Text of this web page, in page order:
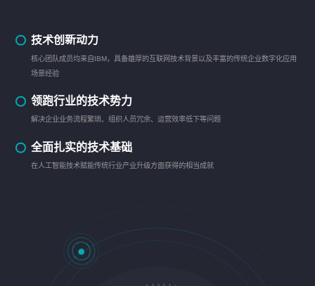
技术创新动力
核心团队成员均来自IBM，具备雄厚的互联网技术背景以及丰富的传统企业数字化应用
场景经验
领跑行业的技术势力
解决企业业务流程繁琐、组织人员冗余、运营效率低下等问题
全面扎实的技术基础
在人工智能技术赋能传统行业产业升级方面获得的相当成就